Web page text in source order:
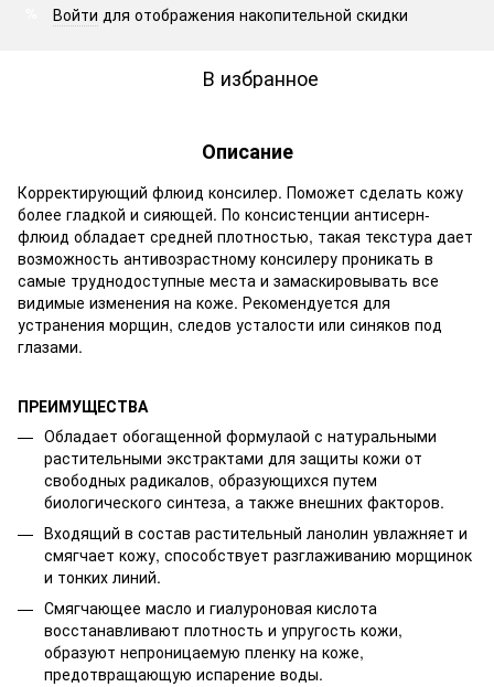
Войти для отображения накопительной скидки
В избранное
Описание
Корректирующий флюид консилер. Поможет сделать кожу
более гладкой и сияющей. По консистенции антисерн-
флюид обладает средней плотностью, такая текстура дает
возможность антивозрастному консилеру проникать в
самые труднодоступные места и замаскировывать все
видимые изменения на коже. Рекомендуется для
устранения морщин, следов усталости или синяков под
глазами.
ПРЕИМУЩЕСТВА
Обладает обогащенной формулаой с натуральными
растительными экстрактами для защиты кожи от
свободных радикалов, образующихся путем
биологического синтеза, а также внешних факторов.
Входящий в состав растительный ланолин увлажняет и
смягчает кожу, способствует разглаживанию морщинок
и тонких линий.
Смягчающее масло и гиалуроновая кислота
восстанавливают плотность и упругость кожи,
образуют непроницаемую пленку на коже,
предотвращающую испарение воды.